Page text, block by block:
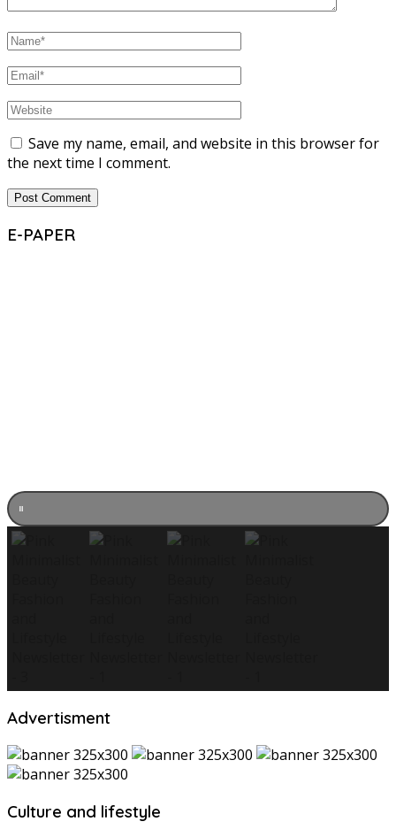
Save my name, email, and website in this browser for
the next time I comment.
E-PAPER
Advertisment
Culture and lifestyle